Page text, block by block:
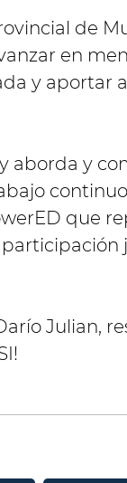
de
en
y aportar
aborda y
que
Julian,